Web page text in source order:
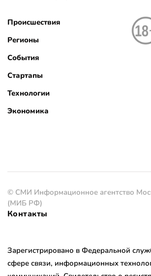
Происшествия
Регионы
События
Стартапы
Технологии
Экономика
© СМИ Информационное агентство
(МИБ РФ)
Контакты
Зарегистрировано в Федеральной
сфере связи, информационных